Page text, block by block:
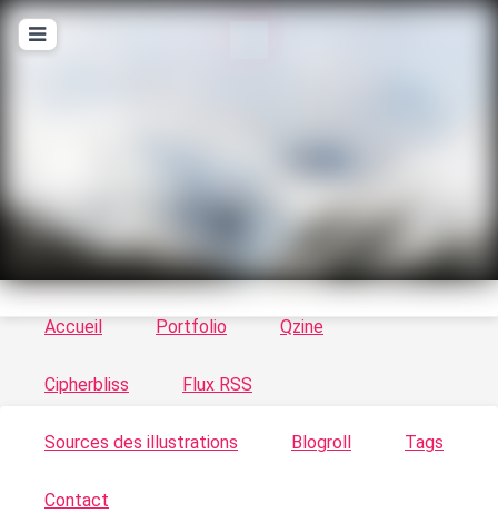
Le vortex à chats - Illustrations, trucs en tout
genre par Tykayn
Accueil Portfolio Qzine
Cipherbliss Flux RSS
Sources des illustrations Blogroll Tags
Contact